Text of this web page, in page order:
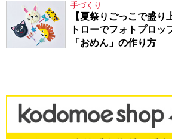
手づくり
【夏祭りごっこで盛
トローでフォトプロッ
「おめん」の作り方